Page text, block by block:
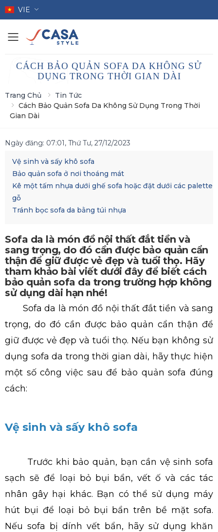
VIE
Toggle mobile menu
CÁCH BẢO QUẢN SOFA DA KHÔNG SỬ
DỤNG TRONG THỜI GIAN DÀI
Trang Chủ
Tin Tức
Cách Bảo Quản Sofa Da Không Sử Dụng Trong Thời
Gian Dài
Ngày đăng: 07:01, Thứ Tư, 27/12/2023
Vệ sinh và sấy khô sofa
Bảo quản sofa ở nơi thoáng mát
Kê một tấm nhựa dưới ghế sofa hoặc đặt dưới các palette
gỗ
Tránh bọc sofa da bằng túi nhựa
Sofa da là món đồ nội thất đắt tiền và
sang trọng, do đó cần được bảo quản cẩn
thận để giữ được vẻ đẹp và tuổi thọ. Hãy
tham khảo bài viết dưới đây để biết cách
bảo quản sofa da trong trường hợp không
sử dụng dài hạn nhé!
Sofa da là món đồ nội thất đắt tiền và sang
trọng, do đó cần được bảo quản cẩn thận để
giữ được vẻ đẹp và tuổi thọ. Nếu bạn không sử
dụng sofa da trong thời gian dài, hãy thực hiện
một số công việc sau để bảo quản sofa đúng
cách:
Vệ sinh và sấy khô sofa
Trước khi bảo quản, bạn cần vệ sinh sofa
sạch sẽ để loại bỏ bụi bẩn, vết ố và các tác
nhân gây hại khác. Bạn có thể sử dụng máy
hút bụi để loại bỏ bụi bẩn trên bề mặt sofa.
Nếu sofa bị dính vết bẩn, hãy sử dụng khăn